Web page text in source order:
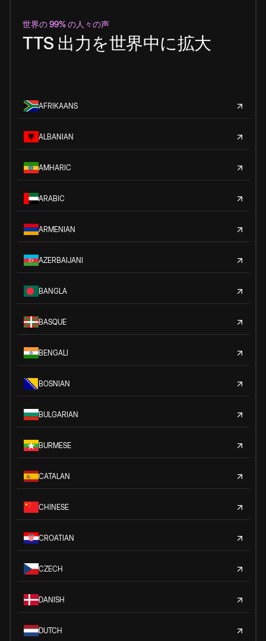
世界の 99% の人々の声
TTS 出力を世界中に拡大
AFRIKAANS
ALBANIAN
AMHARIC
ARABIC
ARMENIAN
AZERBAIJANI
BANGLA
BASQUE
BENGALI
BOSNIAN
BULGARIAN
BURMESE
CATALAN
CHINESE
CROATIAN
CZECH
DANISH
DUTCH